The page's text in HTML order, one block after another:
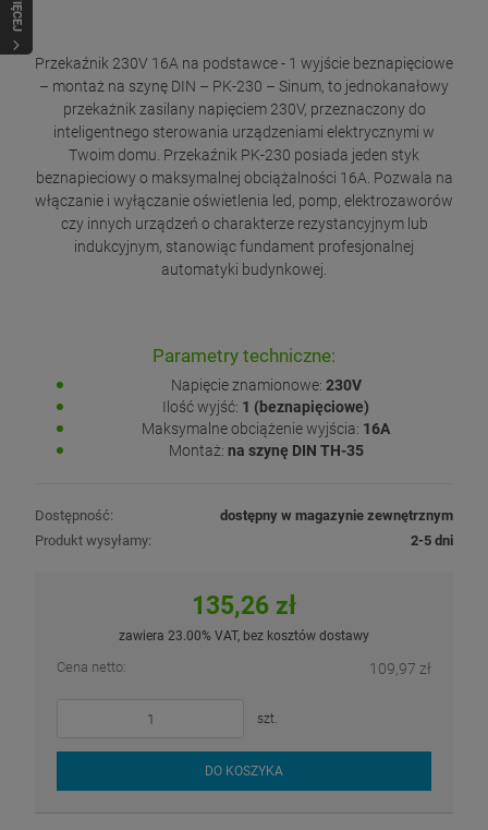
WIĘCEJ
Przekaźnik 230V 16A na podstawce - 1 wyjście beznapięciowe
– montaż na szynę DIN – PK-230 – Sinum, to jednokanałowy
przekażnik zasilany napięciem 230V, przeznaczony do
inteligentnego sterowania urządzeniami elektrycznymi w
Twoim domu. Przekaźnik PK-230 posiada jeden styk
beznapieciowy o maksymalnej obciążalności 16A. Pozwala na
włączanie i wyłączanie oświetlenia led, pomp, elektrozaworów
czy innych urządzeń o charakterze rezystancyjnym lub
indukcyjnym, stanowiąc fundament profesjonalnej
automatyki budynkowej.
Parametry techniczne:
Napięcie znamionowe: 230V
Ilość wyjść: 1 (beznapięciowe)
Maksymalne obciążenie wyjścia: 16A
Montaż: na szynę DIN TH-35
Dostępność:
dostępny w magazynie zewnętrznym
Produkt wysyłamy:
2-5 dni
135,26 zł
zawiera 23.00% VAT, bez kosztów dostawy
Cena netto: 109,97 zł
szt.
DO KOSZYKA